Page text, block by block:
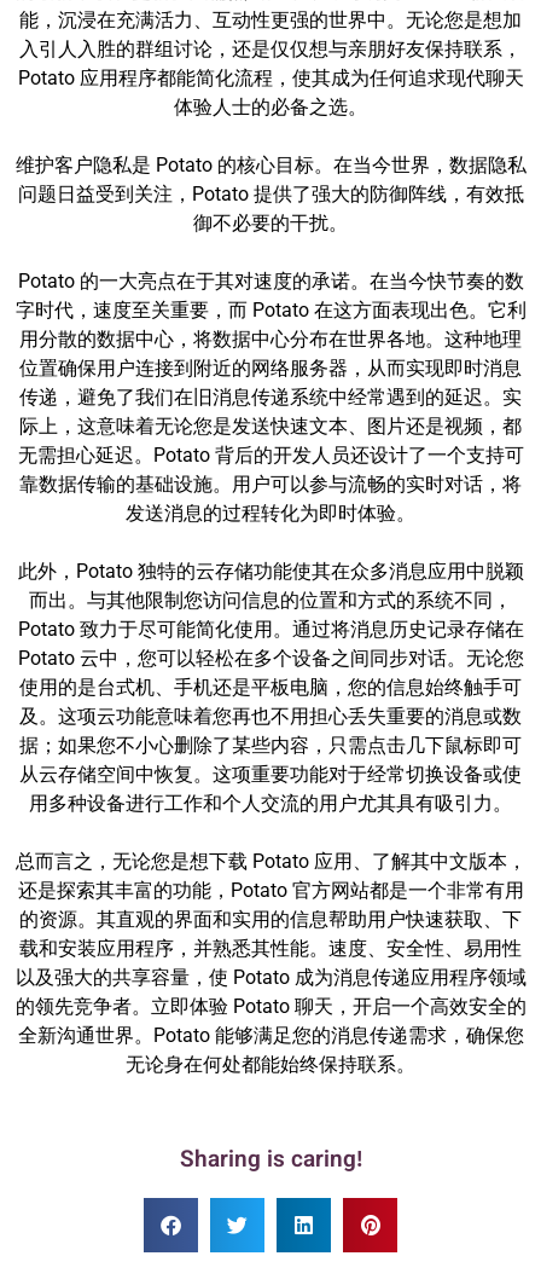
能，沉浸在充满活力、互动性更强的世界中。无论您是想加
入引人入胜的群组讨论，还是仅仅想与亲朋好友保持联系，
Potato 应用程序都能简化流程，使其成为任何追求现代聊天
体验人士的必备之选。
维护客户隐私是 Potato 的核心目标。在当今世界，数据隐私
问题日益受到关注，Potato 提供了强大的防御阵线，有效抵
御不必要的干扰。
Potato 的一大亮点在于其对速度的承诺。在当今快节奏的数
字时代，速度至关重要，而 Potato 在这方面表现出色。它利
用分散的数据中心，将数据中心分布在世界各地。这种地理
位置确保用户连接到附近的网络服务器，从而实现即时消息
传递，避免了我们在旧消息传递系统中经常遇到的延迟。实
际上，这意味着无论您是发送快速文本、图片还是视频，都
无需担心延迟。Potato 背后的开发人员还设计了一个支持可
靠数据传输的基础设施。用户可以参与流畅的实时对话，将
发送消息的过程转化为即时体验。
此外，Potato 独特的云存储功能使其在众多消息应用中脱颖
而出。与其他限制您访问信息的位置和方式的系统不同，
Potato 致力于尽可能简化使用。通过将消息历史记录存储在
Potato 云中，您可以轻松在多个设备之间同步对话。无论您
使用的是台式机、手机还是平板电脑，您的信息始终触手可
及。这项云功能意味着您再也不用担心丢失重要的消息或数
据；如果您不小心删除了某些内容，只需点击几下鼠标即可
从云存储空间中恢复。这项重要功能对于经常切换设备或使
用多种设备进行工作和个人交流的用户尤其具有吸引力。
总而言之，无论您是想下载 Potato 应用、了解其中文版本，
还是探索其丰富的功能，Potato 官方网站都是一个非常有用
的资源。其直观的界面和实用的信息帮助用户快速获取、下
载和安装应用程序，并熟悉其性能。速度、安全性、易用性
以及强大的共享容量，使 Potato 成为消息传递应用程序领域
的领先竞争者。立即体验 Potato 聊天，开启一个高效安全的
全新沟通世界。Potato 能够满足您的消息传递需求，确保您
无论身在何处都能始终保持联系。
Sharing is caring!